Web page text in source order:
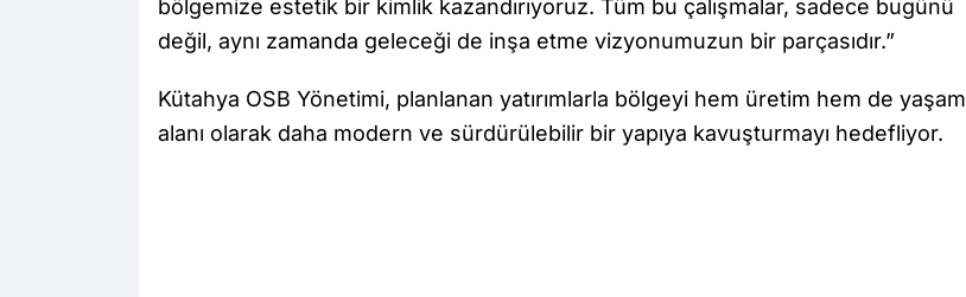
bölgemize estetik bir kimlik kazandırıyoruz. Tüm bu çalışmalar, sadece bugünü
değil, aynı zamanda geleceği de inşa etme vizyonumuzun bir parçasıdır.”
Kütahya OSB Yönetimi, planlanan yatırımlarla bölgeyi hem üretim hem de yaşam
alanı olarak daha modern ve sürdürülebilir bir yapıya kavuşturmayı hedefliyor.